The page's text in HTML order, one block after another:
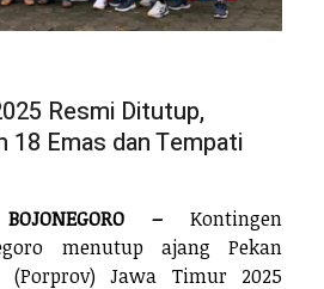
Resmi Ditutup,
18 Emas dan Tempati
–Kontingen
menutup ajang Pekan
(Porprov) Jawa Timur 2025